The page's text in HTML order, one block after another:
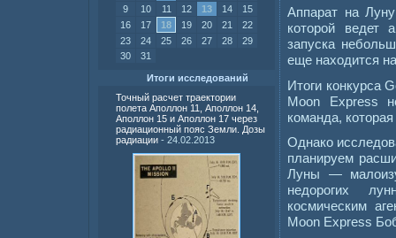
9
10 11 12 13 14
15
16
17 18 19 20 21
22
23
24 25 26 27 28
29
30
31
Итоги исследований
Точный расчет траектории
полета Аполлон 11, Аполлон 14,
Аполлон 15 и Аполлон 17 через
радиационный пояс Земли. Дозы
радиации - 24.02.2013
Аппарат на Луну
которой ведет
запуска
еще находится
Итоги конкурса
Moon Express
команда,
Однако
планируем
Луны —
недорогих
космическим
Moon Express